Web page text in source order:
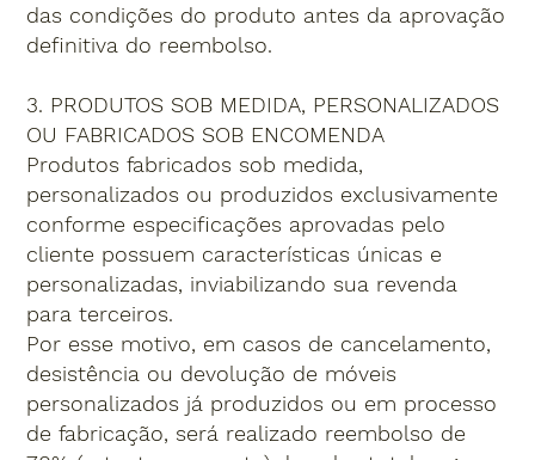
das condições do produto antes da aprovação
definitiva do reembolso.
3. PRODUTOS SOB MEDIDA, PERSONALIZADOS
OU FABRICADOS SOB ENCOMENDA
Produtos fabricados sob medida,
personalizados ou produzidos exclusivamente
conforme especificações aprovadas pelo
cliente possuem características únicas e
personalizadas, inviabilizando sua revenda
para terceiros.
Por esse motivo, em casos de cancelamento,
desistência ou devolução de móveis
personalizados já produzidos ou em processo
de fabricação, será realizado reembolso de